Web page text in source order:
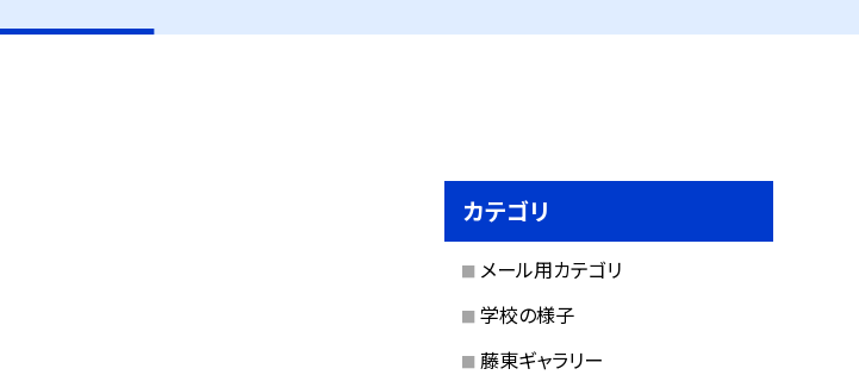
カテゴリ
メール用カテゴリ
学校の様子
藤東ギャラリー